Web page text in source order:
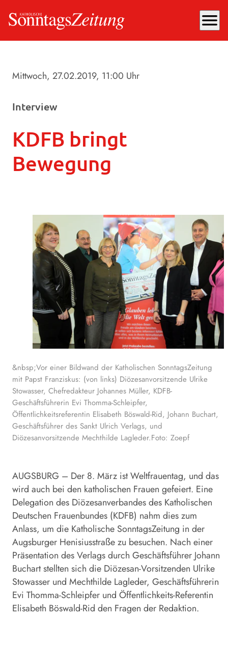
menu
Mittwoch, 27.02.2019, 11:00 Uhr
Interview
KDFB bringt
Bewegung
&nbsp;Vor einer Bildwand der Katholischen SonntagsZeitung
mit Papst Franziskus: (von links) Diözesanvorsitzende Ulrike
Stowasser, Chefredakteur Johannes Müller, KDFB-
Geschäftsführerin Evi Thomma-Schleipfer,
Öffentlichkeitsreferentin Elisabeth Böswald-Rid, Johann Buchart,
Geschäftsführer des Sankt Ulrich Verlags, und
Diözesanvorsitzende Mechthilde Lagleder.Foto: Zoepf
AUGSBURG – Der 8. März ist Weltfrauentag, und das
wird auch bei den katholischen Frauen gefeiert. Eine
Delegation des Diözesanverbandes des Katholischen
Deutschen Frauenbundes (KDFB) nahm dies zum
Anlass, um die Katholische SonntagsZeitung in der
Augsburger Henisiusstraße zu besuchen. Nach einer
Präsentation des Verlags durch Geschäftsführer Johann
Buchart stellten sich die Diözesan-Vorsitzenden Ulrike
Stowasser und Mechthilde Lagleder, Geschäftsführerin
Evi Thomma-Schleipfer und Öffentlichkeits-Referentin
Elisabeth Böswald-Rid den Fragen der Redaktion.